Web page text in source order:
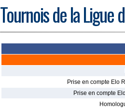
Tournois de la Ligue
Prise en compte Elo
Prise en compte